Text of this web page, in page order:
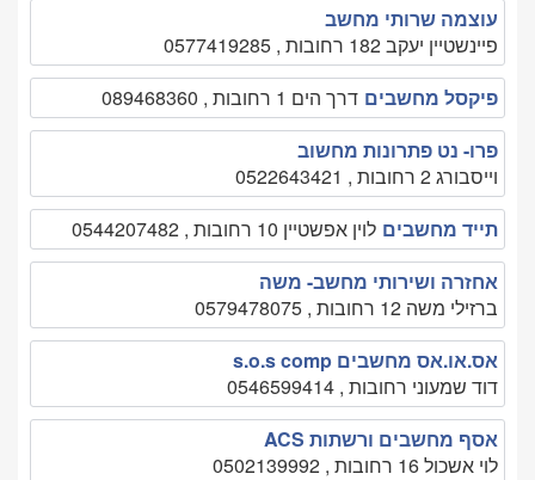
עוצמה שרותי מחשב
פיינשטיין יעקב 182 רחובות , 0577419285
פיקסל מחשבים דרך הים 1 רחובות , 089468360
פרו- נט פתרונות מחשוב
וייסבורג 2 רחובות , 0522643421
תייד מחשבים לוין אפשטיין 10 רחובות , 0544207482
אחזרה ושירותי מחשב- משה
ברזילי משה 12 רחובות , 0579478075
אס.או.אס מחשבים s.o.s comp
דוד שמעוני רחובות , 0546599414
אסף מחשבים ורשתות ACS
לוי אשכול 16 רחובות , 0502139992